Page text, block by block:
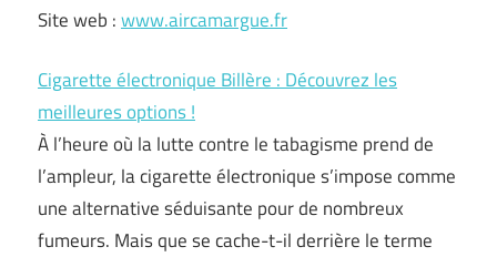
service.
Site web :www.aircamargue.fr
Cigarette électronique Billère : Découvrez les
meilleures options !
À l’heure où la lutte contre le tabagisme prend de
l’ampleur, la cigarette électronique s’impose comme
une alternative séduisante pour de nombreux
fumeurs. Mais que se cache-t-il derrière le terme